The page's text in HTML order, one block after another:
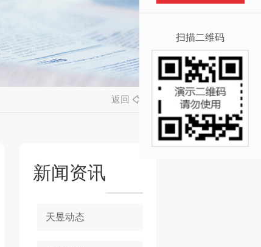
返回
新闻资讯
天昱动态
扫描二维码